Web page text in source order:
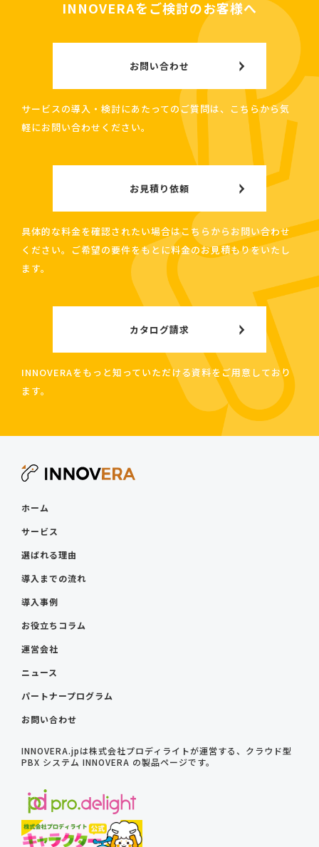
INNOVERAをご検討のお客様へ
お問い合わせ
サービスの導入・検討にあたってのご質問は、こちらから気
軽にお問い合わせください。
お見積り依頼
具体的な料金を確認されたい場合はこちらからお問い合わせ
ください。ご希望の要件をもとに料金のお見積もりをいたし
ます。
カタログ請求
INNOVERAをもっと知っていただける資料をご用意しており
ます。
ホーム
サービス
選ばれる理由
導入までの流れ
導入事例
お役立ちコラム
運営会社
ニュース
パートナープログラム
お問い合わせ
INNOVERA.jpは株式会社プロディライトが運営する、クラウド型
PBX システム INNOVERA の製品ページです。